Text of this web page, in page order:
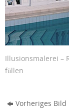
Illusionsmalerei –
füllen
Vorheriges Bild